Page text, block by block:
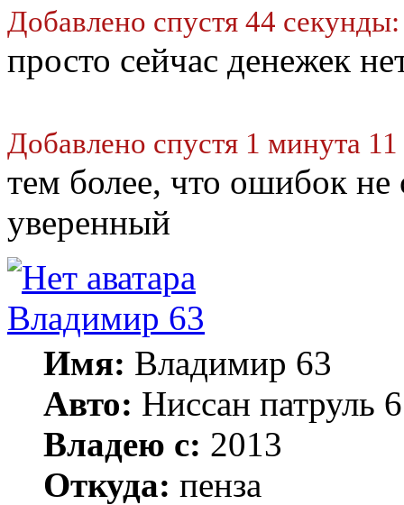
Добавлено спустя 44 секунды:
просто сейчас денежек
Добавлено спустя 1 минута
тем более, что ошибок не
уверенный
Владимир 63
Имя: Владимир 63
Авто: Ниссан патруль
Владею с: 2013
Откуда: пенза